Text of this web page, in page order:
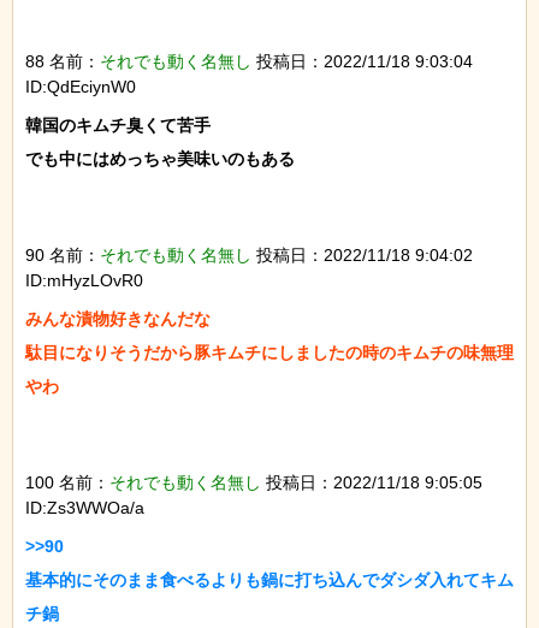
88 名前： それでも動く名無し 投稿日：2022/11/18 9:03:04
ID:QdEciynW0
韓国のキムチ臭くて苦手
でも中にはめっちゃ美味いのもある
90 名前： それでも動く名無し 投稿日：2022/11/18 9:04:02
ID:mHyzLOvR0
みんな漬物好きなんだな
駄目になりそうだから豚キムチにしましたの時のキムチの味無理
やわ
100 名前： それでも動く名無し 投稿日：2022/11/18 9:05:05
ID:Zs3WWOa/a
>>90
基本的にそのまま食べるよりも鍋に打ち込んでダシダ入れてキム
チ鍋